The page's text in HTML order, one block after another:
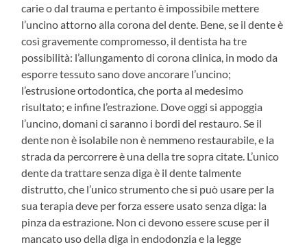
carie o dal trauma e pertanto è impossibile mettere
l’uncino attorno alla corona del dente. Bene, se il dente è
così gravemente compromesso, il dentista ha tre
possibilità: l’allungamento di corona clinica, in modo da
esporre tessuto sano dove ancorare l’uncino;
l’estrusione ortodontica, che porta al medesimo
risultato; e infine l’estrazione. Dove oggi si appoggia
l’uncino, domani ci saranno i bordi del restauro. Se il
dente non è isolabile non è nemmeno restaurabile, e la
strada da percorrere è una della tre sopra citate. L’unico
dente da trattare senza diga è il dente talmente
distrutto, che l’unico strumento che si può usare per la
sua terapia deve per forza essere usato senza diga: la
pinza da estrazione. Non ci devono essere scuse per il
mancato uso della diga in endodonzia e la legge